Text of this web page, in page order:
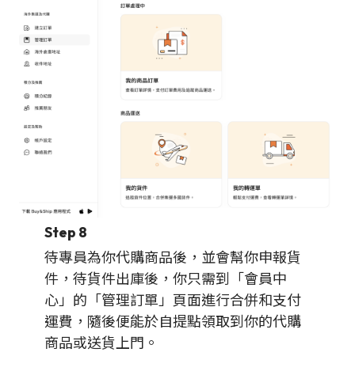
Step 8
待專員為你代購商品後，並會幫你申報貨
件，待貨件出庫後，你只需到「會員中
心」的「管理訂單」頁面進行合併和支付
運費，隨後便能於自提點領取到你的代購
商品或送貨上門。